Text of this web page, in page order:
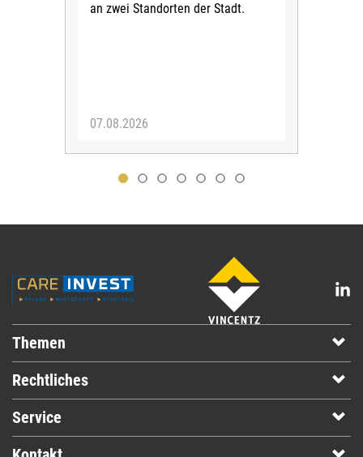
an zwei Standorten der Stadt.
07.08.2026
Themen
Rechtliches
Service